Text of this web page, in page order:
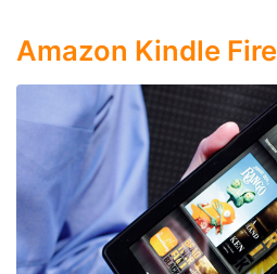
Amazon Kindle Fire